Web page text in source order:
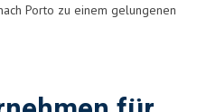
Porto zu einem gelungenen